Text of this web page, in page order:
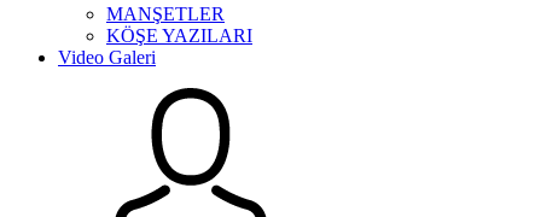
MANŞETLER
KÖŞE YAZILARI
Video Galeri